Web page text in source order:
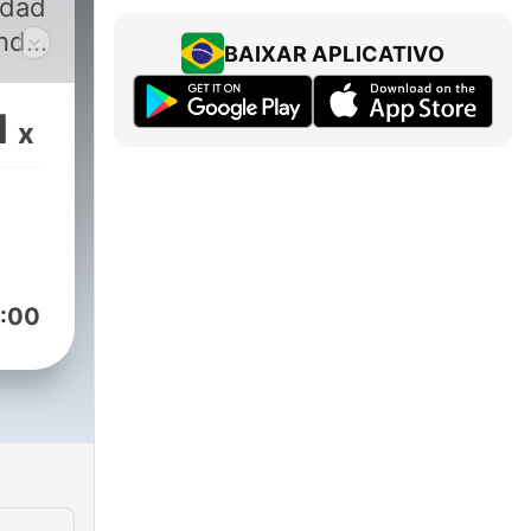
y
x
BAIXAR APLICATIVO